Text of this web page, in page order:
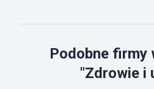
Podobne firmy
"Zdrowie i